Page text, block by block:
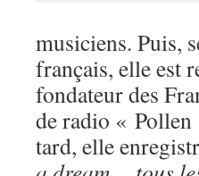
musiciens. Puis,
français, elle est
fondateur des
de radio « Pollen
tard, elle